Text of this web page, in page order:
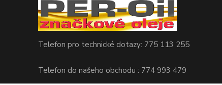
Telefon pro technické dotazy: 775 113 255
Telefon do našeho obchodu : 774 993 479